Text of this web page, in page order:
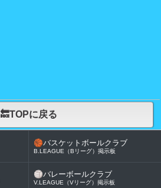
🔙TOPに戻る
🏀バスケットボールクラブ
B.LEAGUE（Bリーグ）掲示板
🏐バレーボールクラブ
V.LEAGUE（Vリーグ）掲示板